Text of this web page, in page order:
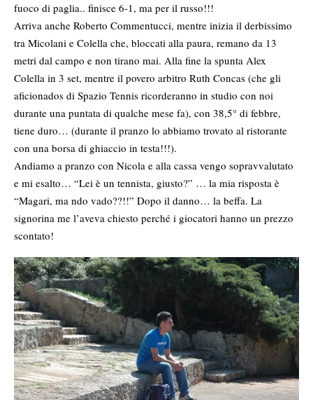
fuoco di paglia.. finisce 6-1, ma per il russo!!!
Arriva anche Roberto Commentucci, mentre inizia il derbissimo
tra Micolani e Colella che, bloccati alla paura, remano da 13
metri dal campo e non tirano mai. Alla fine la spunta Alex
Colella in 3 set, mentre il povero arbitro Ruth Concas (che gli
aficionados di Spazio Tennis ricorderanno in studio con noi
durante una puntata di qualche mese fa), con 38,5° di febbre,
tiene duro… (durante il pranzo lo abbiamo trovato al ristorante
con una borsa di ghiaccio in testa!!!).
Andiamo a pranzo con Nicola e alla cassa vengo sopravvalutato
e mi esalto… “Lei è un tennista, giusto?” … la mia risposta è
“Magari, ma ndo vado??!!” Dopo il danno… la beffa. La
signorina me l’aveva chiesto perché i giocatori hanno un prezzo
scontato!